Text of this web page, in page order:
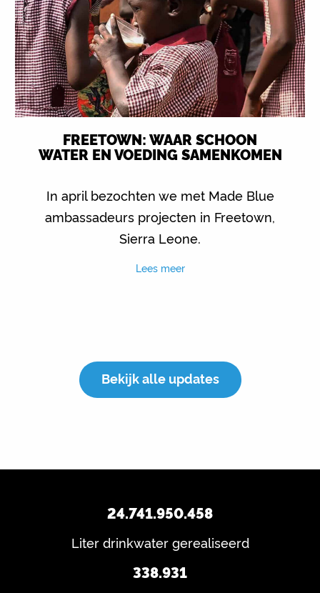
FREETOWN: WAAR SCHOON
WATER EN VOEDING SAMENKOMEN
In april bezochten we met Made Blue
ambassadeurs projecten in Freetown,
Sierra Leone.
Lees meer
Bekijk alle updates
24.741.950.458
Liter drinkwater gerealiseerd
338.931